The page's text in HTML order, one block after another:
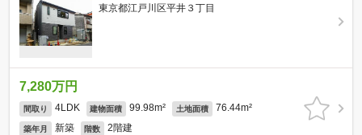
東京都江戸川区平井３丁目
7,280万円
間取り 4LDK 建物面積 99.98m² 土地面積 76.44m²
築年月 新築 階数 2階建